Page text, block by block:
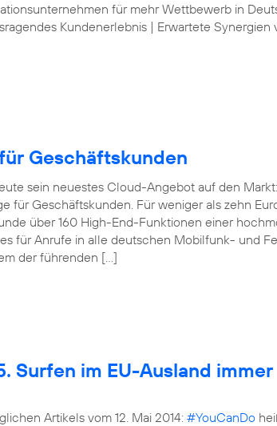
für mehr Wettbewerb in
Kundenerlebnis | Erwartete Synergien
Geschäftskunden
sein neuestes Cloud-Angebot auf den
für Geschäftskunden. Für weniger als zehn
über 160 High-End-Funktionen einer
für Anrufe in alle deutschen Mobilfunk- und
der führenden […]
Surfen im EU-Ausland immer
Artikels vom 12. Mai 2014:#YouCanDo